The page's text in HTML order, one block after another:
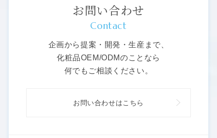
お問い合わせ
Contact
企画から提案・開発・生産まで、
化粧品OEM/ODMのことなら
何でもご相談ください。
お問い合わせはこちら